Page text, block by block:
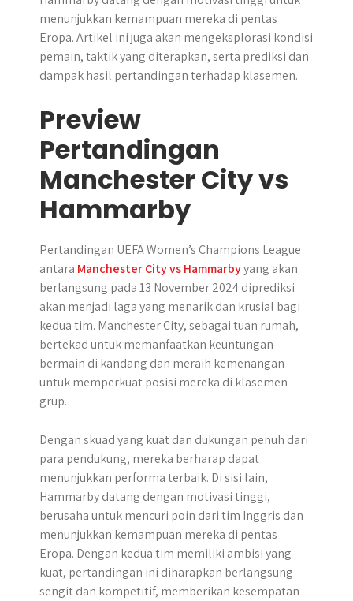
menunjukkan kemampuan mereka di pentas
Eropa. Artikel ini juga akan mengeksplorasi kondisi
pemain, taktik yang diterapkan, serta prediksi dan
dampak hasil pertandingan terhadap klasemen.
Preview
Pertandingan
Manchester City vs
Hammarby
Pertandingan UEFA Women’s Champions League
antara Manchester City vs Hammarbyyang akan
berlangsung pada 13 November 2024 diprediksi
akan menjadi laga yang menarik dan krusial bagi
kedua tim. Manchester City, sebagai tuan rumah,
bertekad untuk memanfaatkan keuntungan
bermain di kandang dan meraih kemenangan
untuk memperkuat posisi mereka di klasemen
grup.
Dengan skuad yang kuat dan dukungan penuh dari
para pendukung, mereka berharap dapat
menunjukkan performa terbaik. Di sisi lain,
Hammarby datang dengan motivasi tinggi,
berusaha untuk mencuri poin dari tim Inggris dan
menunjukkan kemampuan mereka di pentas
Eropa. Dengan kedua tim memiliki ambisi yang
kuat, pertandingan ini diharapkan berlangsung
sengit dan kompetitif, memberikan kesempatan